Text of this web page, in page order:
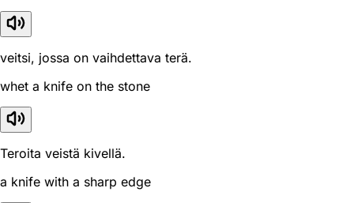
veitsi, jossa on vaihdettava terä.
whet a knife on the stone
Teroita veistä kivellä.
a knife with a sharp edge